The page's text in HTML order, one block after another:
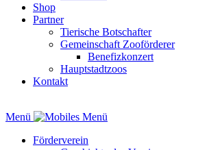
Shop
Partner
Tierische Botschafter
Gemeinschaft Zooförderer
Benefizkonzert
Hauptstadtzoos
Kontakt
Menü
Förderverein